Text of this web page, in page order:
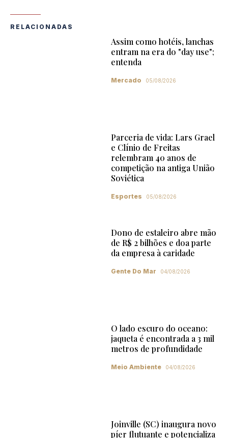
RELACIONADAS
Assim como hotéis, lanchas
entram na era do "day use";
entenda
Mercado 05/08/2026
Parceria de vida: Lars Grael
e Clínio de Freitas
relembram 40 anos de
competição na antiga União
Soviética
Esportes 05/08/2026
Dono de estaleiro abre mão
de R$ 2 bilhões e doa parte
da empresa à caridade
Gente Do Mar 04/08/2026
O lado escuro do oceano:
jaqueta é encontrada a 3 mil
metros de profundidade
Meio Ambiente 04/08/2026
Joinville (SC) inaugura novo
píer flutuante e potencializa